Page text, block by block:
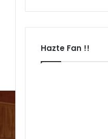
Hazte Fan !!